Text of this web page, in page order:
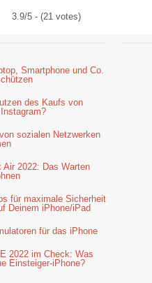
3.9/5 - (21 votes)
Smartphone und Co.
des Kaufs von
sozialen Netzwerken
Air 2022: Das Warten
für maximale Sicherheit
Deinem iPhone/iPad
für das iPhone
2022 im Check: Was
Einsteiger-iPhone?